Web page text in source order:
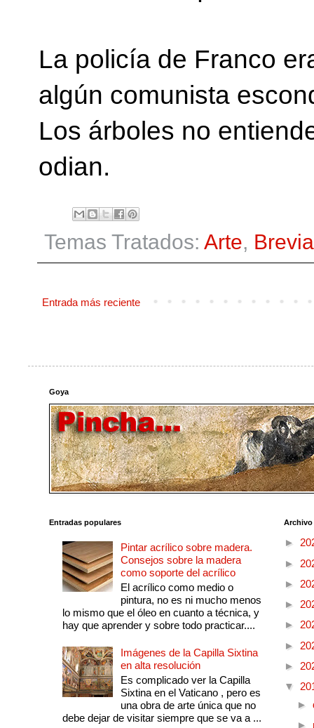
La policía de Franco
algún comunista
Los árboles no
odian.
Temas Tratados: Arte,
Entrada más reciente
Goya
Entradas populares
Pintar acrílico sobre madera.
Consejos sobre la madera
como soporte del acrílico
El acrílico como medio o
pintura, no es ni mucho menos
lo mismo que el óleo en cuanto a técnica, y
hay que aprender y sobre todo practicar....
Imágenes de la Capilla Sixtina
en alta resolución
Es complicado ver la Capilla
Sixtina en el Vaticano , pero es
una obra de arte única que no
debe dejar de visitar siempre que se va a ...
►
►
►
►
►
►
►
▼
►
►